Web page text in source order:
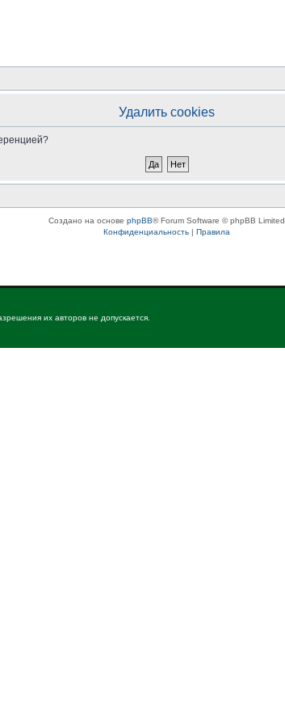
Удалить cookies
Создано на основеphpBB® Forum Software © phpBB Limited
Конфиденциальность |Правила
их авторов не допускается.